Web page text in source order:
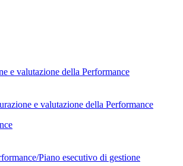
e valutazione della Performance
e valutazione della Performance
Piano esecutivo di gestione